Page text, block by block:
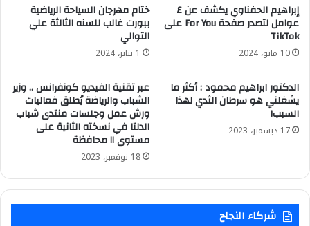
إبراهيم الحفناوي يكشف عن ٤
عوامل لتصدر صفحة For You على
TikTok
10 مايو، 2024
ختام مهرجان السياحة الرياضية
ببورت غالب للسنه الثالثة علي
التوالي
1 يناير، 2024
الدكتور ابراهيم محمود : أكثر ما
يشغلني هو سرطان الثدي لهذا
السبب!
17 ديسمبر، 2023
عبر تقنية الفيديو كونفرانس .. وزير
الشباب والرياضة يُطلق فعاليات
ورش عمل وجلسات منتدى شباب
الدلتا في نسخته الثانية على
مستوى ١١ محافظة
18 نوفمبر، 2023
شركاء النجاح